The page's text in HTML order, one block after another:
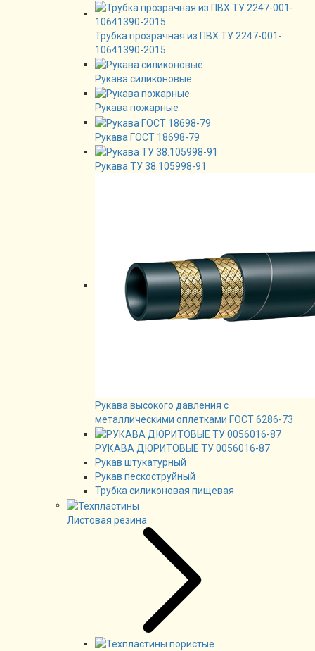
Трубка прозрачная из ПВХ ТУ 2247-001-
10641390-2015
Рукава силиконовые
Рукава пожарные
Рукава ГОСТ 18698-79
Рукава ТУ 38.105998-91
Рукава высокого давления с
металлическими оплетками ГОСТ 6286-73
РУКАВА ДЮРИТОВЫЕ ТУ 0056016-87
Рукав штукатурный
Рукав пескоструйный
Трубка силиконовая пищевая
Листовая резина